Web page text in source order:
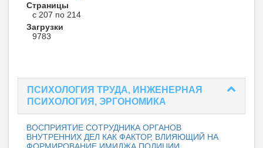
Страницы
с 207 по 214
Загрузки
9783
ПСИХОЛОГИЯ ТРУДА, ИНЖЕНЕРНАЯ
ПСИХОЛОГИЯ, ЭРГОНОМИКА
ВОСПРИЯТИЕ СОТРУДНИКА ОРГАНОВ
ВНУТРЕННИХ ДЕЛ КАК ФАКТОР, ВЛИЯЮЩИЙ НА